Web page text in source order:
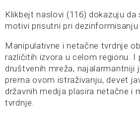
Klikbejt naslovi (116) dokazuju
motivi prisutni pri dezinformisanju
Manipulativne i netačne tvrdnje
različitih izvora u celom regionu. I
društvenih mreža, najalarmantniji
prema ovom istraživanju, devet
državnih medija plasira netačne i
tvrdnje.